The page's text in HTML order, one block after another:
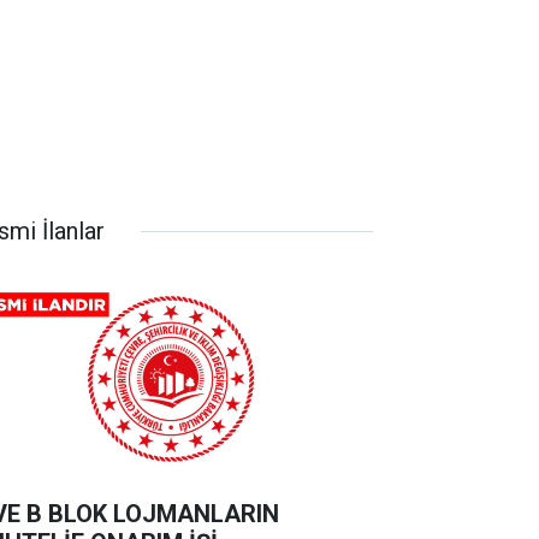
İlanlar
B BLOK LOJMANLARIN